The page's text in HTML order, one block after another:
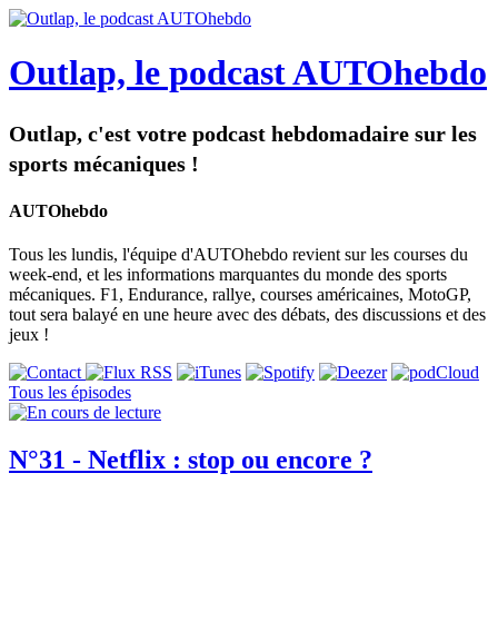
Outlap, le podcast AUTOhebdo
Outlap, c'est votre podcast hebdomadaire sur les
sports mécaniques !
AUTOhebdo
Tous les lundis, l'équipe d'AUTOhebdo revient sur les courses du
week-end, et les informations marquantes du monde des sports
mécaniques. F1, Endurance, rallye, courses américaines, MotoGP,
tout sera balayé en une heure avec des débats, des discussions et des
jeux !
Tous les épisodes
N°31 - Netflix : stop ou encore ?